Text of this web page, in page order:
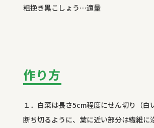
粗挽き黒こしょう…適量
作り方
１．白菜は長さ5cm程度にせん切り（白
断ち切るように、葉に近い部分は繊維に